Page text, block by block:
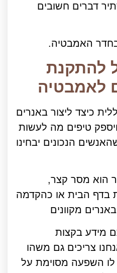
דברים חשובים
בחדר האמבטיה.
להתקנת
לאמבטיה
כיצד ליצור באנרים
טיפים מה לעשות
הנכונים יבחינו
הוא מסר קצר,
בדף הבית או כהקדמה
מקוונים
מידע בקצות
צריכים גם משהו
השפעה מסוימת על